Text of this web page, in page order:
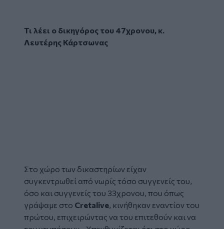
Τι λέει ο δικηγόρος του 47χρονου, κ.
Λευτέρης Κάρτσωνας
Στο χώρο των δικαστηρίων είχαν
συγκεντρωθεί από νωρίς τόσο συγγενείς του,
όσο και συγγενείς του 33χρονου, που όπως
γράψαμε στο Cretalive, κινήθηκαν εναντίον του
πρώτου, επιχειρώντας να του επιτεθούν και να